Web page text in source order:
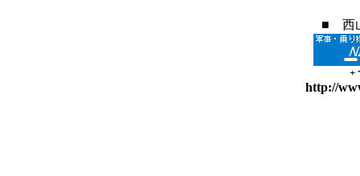
■ 西
+
http://